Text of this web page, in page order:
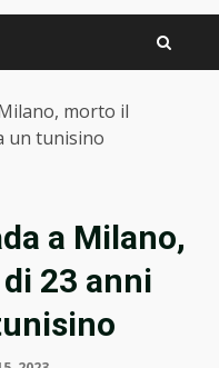
morto il
un tunisino
a Milano,
23 anni